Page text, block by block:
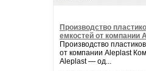
Производство
емкостей от компании
Производство
от компании Aleplast
Aleplast — од...